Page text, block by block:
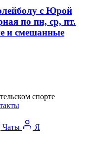
с Юрой
по пн, ср, пт.
и смешанные
спорте
Чаты
Я